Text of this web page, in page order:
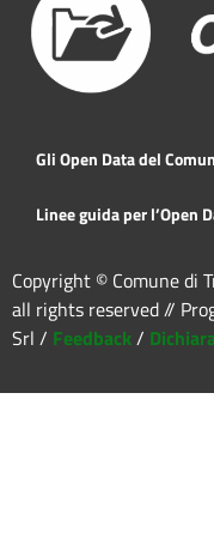
Gli Open Data del
Linee guida per l’Open
Copyright © Comune di
all rights reserved //
Srl / Feedback/